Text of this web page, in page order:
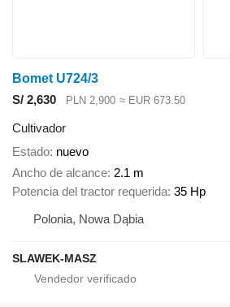
Bomet U724/3
S/ 2,630
PLN 2,900 ≈ EUR 673.50
Cultivador
Estado nuevo
Ancho de alcance 2.1 m
Potencia del tractor requerida 35 Hp
Polonia, Nowa Dąbia
SLAWEK-MASZ